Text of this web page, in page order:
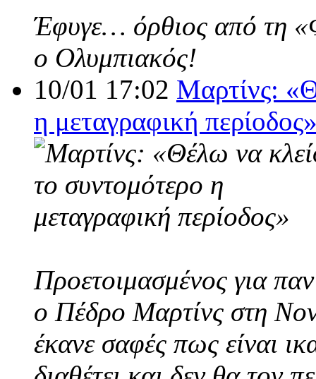
Έφυγε… όρθιος από τη
ο Ολυμπιακός!
10/01 17:02 Μαρτίνς:
η μεταγραφική
Προετοιμασμένος για
ο Πέδρο Μαρτίνς στη
έκανε σαφές πως είναι